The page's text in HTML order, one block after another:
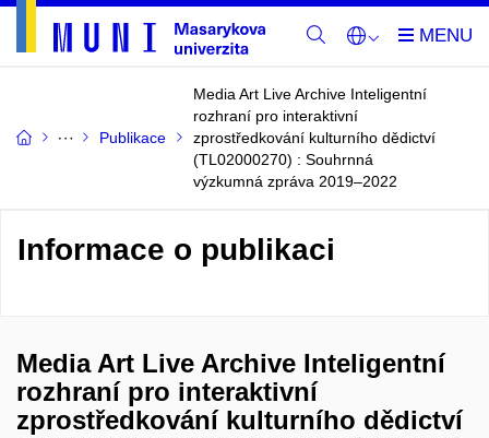
Publikace
Media Art Live Archive Inteligentní
rozhraní pro interaktivní
zprostředkování kulturního dědictví
(TL02000270) : Souhrnná
výzkumná zpráva 2019–2022
Informace o publikaci
Media Art Live Archive Inteligentní
rozhraní pro interaktivní
zprostředkování kulturního dědictví